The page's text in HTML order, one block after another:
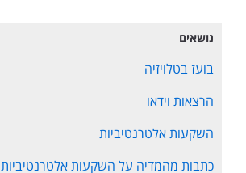
נושאים
בועז בטלויזיה
הרצאות וידאו
השקעות אלטרנטיביות
כתבות מהמדיה על השקעות אלטרנטיביות